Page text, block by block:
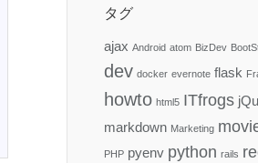
タグ
ajax Android atom BizDev
dev docker evernote flask
howto html5 ITfrogs
markdown Marketing
PHP pyenv python rails